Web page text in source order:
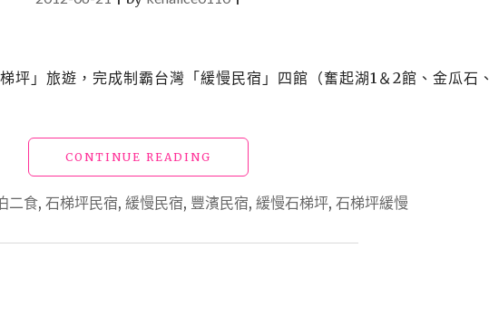
坪」旅遊，完成制霸台灣「緩慢民宿」四館（奮起湖1＆2館、金瓜石、
CONTINUE READING
蓮
海
景
二食, 石梯坪民宿, 緩慢民宿, 豐濱民宿, 緩慢石梯坪, 石梯坪緩慢